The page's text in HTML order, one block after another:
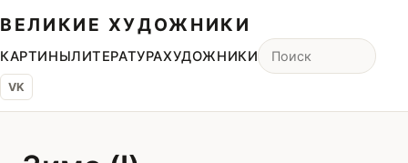
ВЕЛИКИЕ ХУДОЖНИКИ
КАРТИНЫЛИТЕРАТУРАХУДОЖНИКИ
VK